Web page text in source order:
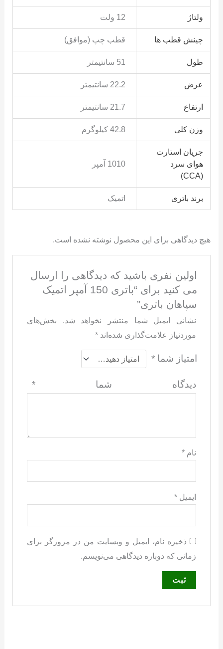
ولتاژ 12 ولت
چینش قطب ها قطب چپ (موافق)
طول 51 سانتیمتر
عرض 22.2 سانتیمتر
ارتفاع 21.7 سانتیمتر
وزن کلی 42.8 کیلوگرم
جریان استارت
هوای سرد
(CCA)
1010 آمپر
برند باتری اتمیک
هیچ دیدگاهی برای این محصول نوشته نشده است.
اولین نفری باشید که دیدگاهی را ارسال
می کنید برای “باتری 150 آمپر اتمیک
سپاهان باتری”
نشانی ایمیل شما منتشر نخواهد شد.
بخش‌های
موردنیاز علامت‌گذاری شده‌اند*
امتیاز شما*
دیدگاه شما*
نام*
ایمیل*
ذخیره نام، ایمیل و وبسایت من در مرورگر برای
زمانی که دوباره دیدگاهی می‌نویسم.